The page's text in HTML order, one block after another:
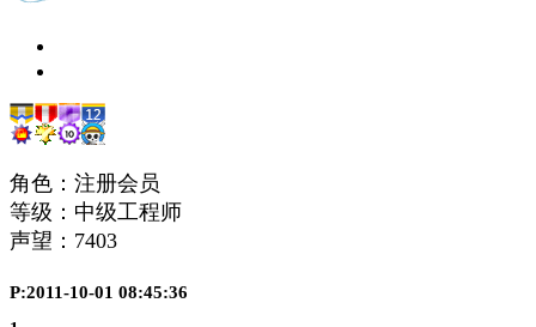
角色：注册会员
等级：中级工程师
声望： 7403
P:2011-10-01 08:45:36